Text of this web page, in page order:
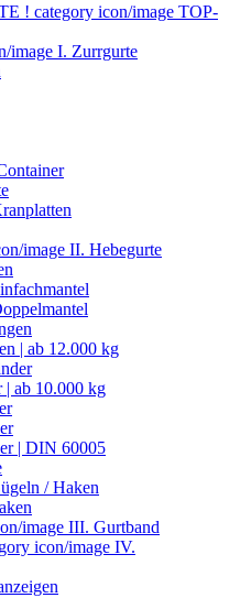
TOP-
I. Zurrgurte
II. Hebegurte
| ab 12.000 kg
| ab 10.000 kg
| DIN 60005
/ Haken
III. Gurtband
IV.